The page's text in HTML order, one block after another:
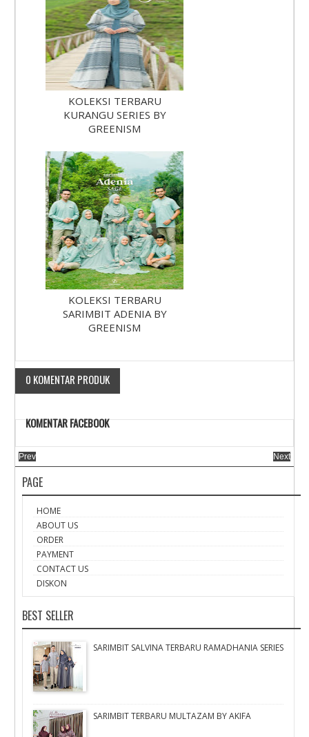
KOLEKSI TERBARU
KURANGU SERIES BY
GREENISM
KOLEKSI TERBARU
SARIMBIT ADENIA BY
GREENISM
0 KOMENTAR PRODUK
KOMENTAR FACEBOOK
Prev Next
PAGE
HOME
ABOUT US
ORDER
PAYMENT
CONTACT US
DISKON
BEST SELLER
SARIMBIT SALVINA TERBARU RAMADHANIA SERIES
SARIMBIT TERBARU MULTAZAM BY AKIFA